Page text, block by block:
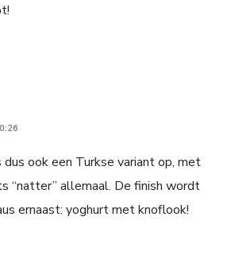
ook een Turkse variant op, met
“natter” allemaal. De finish wordt
ernaast: yoghurt met knoflook!